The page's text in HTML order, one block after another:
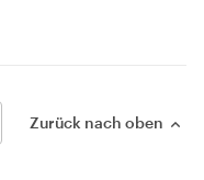
Zurück nach oben